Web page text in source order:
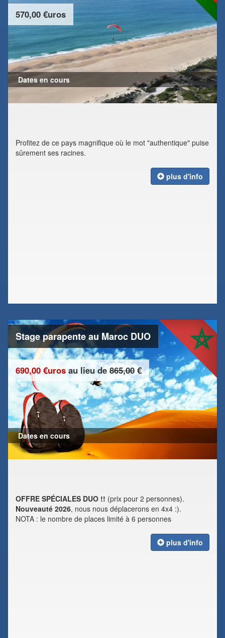
570,00 €uros
Dates en cours
Profitez de ce pays magnifique où le mot "authentique" puise
sûrement ses racines.
plus d'info
Stage parapente au Maroc DUO
690,00 €urosau lieu de 865,00 €
Dates en cours
OFFRE SPÉCIALES DUO !! (prix pour 2 personnes).
Nouveauté 2026, nous nous déplacerons en 4x4 :).
NOTA : le nombre de places limité à 6 personnes
plus d'info